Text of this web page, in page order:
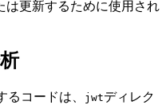
は更新するために使用され
るコードは、 jwtディレク